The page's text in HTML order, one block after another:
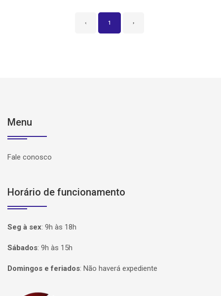
‹ 1 ›
Menu
Fale conosco
Horário de funcionamento
Seg à sex: 9h às 18h
Sábados: 9h às 15h
Domingos e feriados: Não haverá expediente